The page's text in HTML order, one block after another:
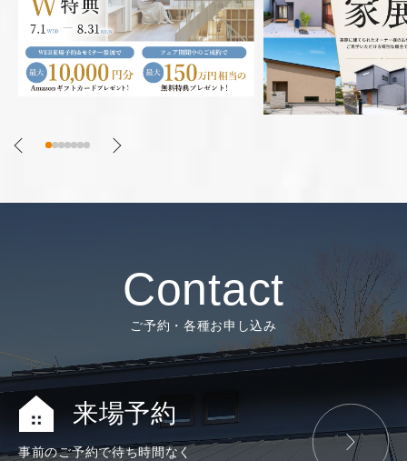
Contact
ご予約・各種お申し込み
来場予約
事前のご予約で待ち時間なく